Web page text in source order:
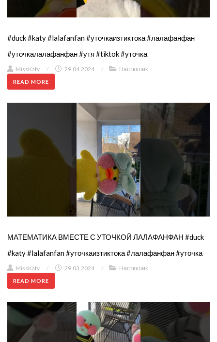
#duck #katy #lalafanfan #уточкаизтиктока #лалафанфан
#уточкалалафанфан #утя #tiktok #уточка
MissKaty / 29.04.2024 / Настюшик
READ MORE
МАТЕМАТИКА ВМЕСТЕ С УТОЧКОЙ ЛАЛАФАНФАН #duck
#katy #lalafanfan #уточкаизтиктока #лалафанфан #уточка
MissKaty / 29.03.2024 / Настюшик
READ MORE